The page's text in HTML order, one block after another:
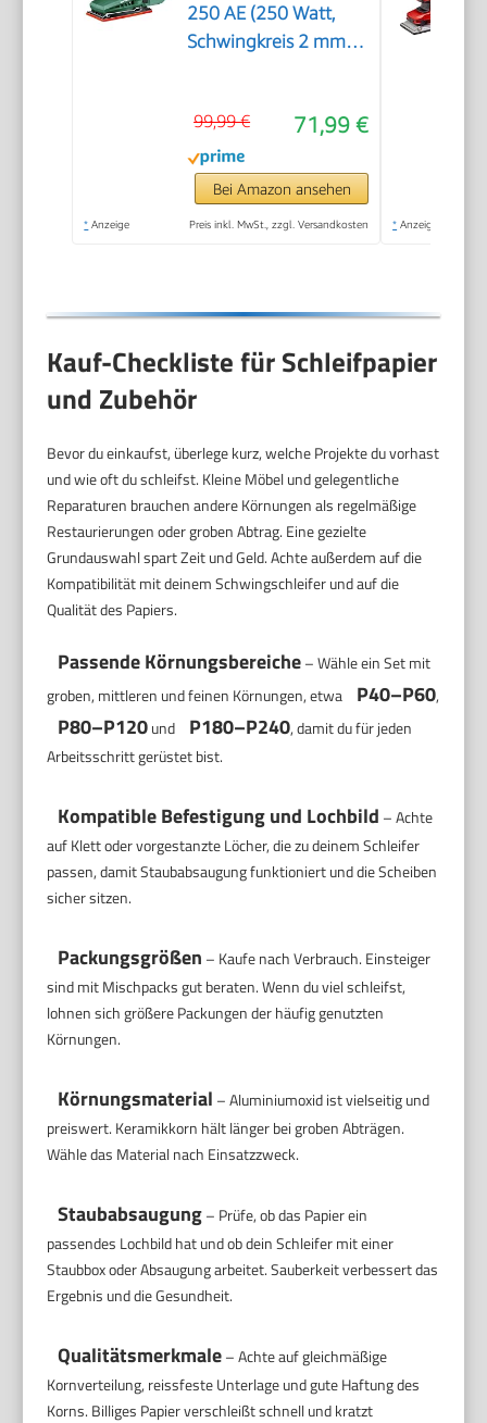
250 AE (250 Watt,
Schwingkreis 2 mm,
71,99 €
99,99 €
Bei Amazon ansehen
* Anzeige Preis inkl. MwSt., zzgl. Versandkosten * Anzeige
Kauf-Checkliste für Schleifpapier
und Zubehör
Bevor du einkaufst, überlege kurz, welche Projekte du vorhast
und wie oft du schleifst. Kleine Möbel und gelegentliche
Reparaturen brauchen andere Körnungen als regelmäßige
Restaurierungen oder groben Abtrag. Eine gezielte
Grundauswahl spart Zeit und Geld. Achte außerdem auf die
Kompatibilität mit deinem Schwingschleifer und auf die
Qualität des Papiers.
Passende Körnungsbereiche– Wähle ein Set mit
groben, mittleren und feinen Körnungen, etwa
P40–P60,
P80–P120und P180–P240, damit du für jeden
Arbeitsschritt gerüstet bist.
Kompatible Befestigung und Lochbild – Achte
auf Klett oder vorgestanzte Löcher, die zu deinem Schleifer
passen, damit Staubabsaugung funktioniert und die Scheiben
sicher sitzen.
Packungsgrößen – Kaufe nach Verbrauch. Einsteiger
sind mit Mischpacks gut beraten. Wenn du viel schleifst,
lohnen sich größere Packungen der häufig genutzten
Körnungen.
Körnungsmaterial – Aluminiumoxid ist vielseitig und
preiswert. Keramikkorn hält länger bei groben Abträgen.
Wähle das Material nach Einsatzzweck.
Staubabsaugung– Prüfe, ob das Papier ein
passendes Lochbild hat und ob dein Schleifer mit einer
Staubbox oder Absaugung arbeitet. Sauberkeit verbessert das
Ergebnis und die Gesundheit.
Qualitätsmerkmale– Achte auf gleichmäßige
Kornverteilung, reissfeste Unterlage und gute Haftung des
Korns. Billiges Papier verschleißt schnell und kratzt